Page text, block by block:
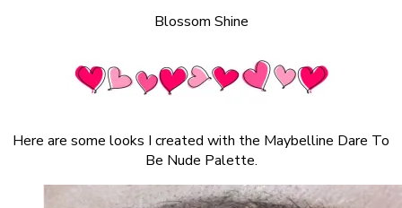
Blossom Shine
Here are some looks I created with the Maybelline Dare To
Be Nude Palette.